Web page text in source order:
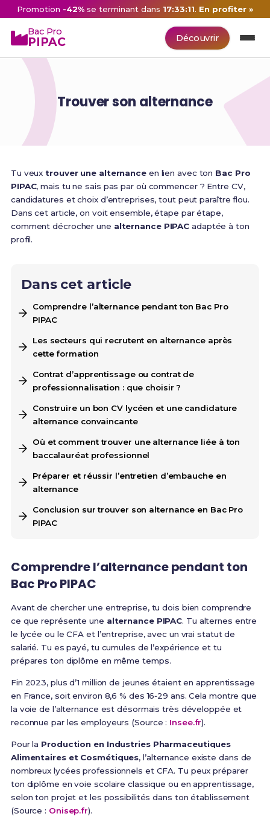
Promotion -42%se terminant dans 17:33:10 .En profiter »
Bac Pro
PIPAC Découvrir
Trouver son alternance
Tu veuxtrouver une alternanceen lien avec ton Bac Pro
PIPAC, mais tu ne sais pas par où commencer ? Entre CV,
candidatures et choix d’entreprises, tout peut paraître flou.
Dans cet article, on voit ensemble, étape par étape,
comment décrocher une alternance PIPAC adaptée à ton
profil.
Dans cet article
Comprendre l’alternance pendant ton Bac Pro
PIPAC
Les secteurs qui recrutent en alternance après
cette formation
Contrat d’apprentissage ou contrat de
professionnalisation : que choisir ?
Construire un bon CV lycéen et une candidature
alternance convaincante
Où et comment trouver une alternance liée à ton
baccalauréat professionnel
Préparer et réussir l’entretien d’embauche en
alternance
Conclusion sur trouver son alternance en Bac Pro
PIPAC
Comprendre l’alternance pendant ton
Bac Pro PIPAC
Avant de chercher une entreprise, tu dois bien comprendre
ce que représente une alternance PIPAC. Tu alternes entre
le lycée ou le CFA et l’entreprise, avec un vrai statut de
salarié. Tu es payé, tu cumules de l’expérience et tu
prépares ton diplôme en même temps.
Fin 2023, plus d’1 million de jeunes étaient en apprentissage
en France, soit environ 8,6 % des 16‑29 ans. Cela montre que
la voie de l’alternance est désormais très développée et
reconnue par les employeurs (Source : Insee.fr).
Pour la Production en Industries Pharmaceutiques
Alimentaires et Cosmétiques, l’alternance existe dans de
nombreux lycées professionnels et CFA. Tu peux préparer
ton diplôme en voie scolaire classique ou en apprentissage,
selon ton projet et les possibilités dans ton établissement
(Source : Onisep.fr).